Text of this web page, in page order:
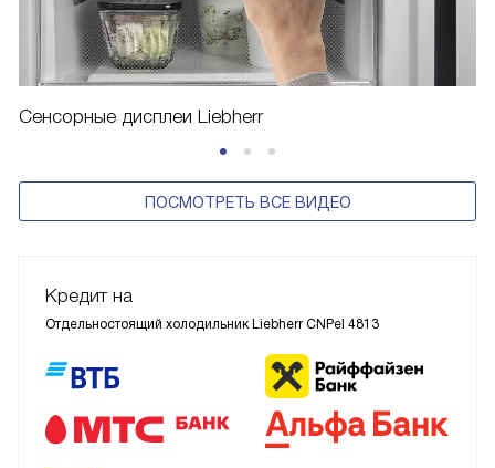
Сенсорные дисплеи Liebherr
ПОСМОТРЕТЬ ВСЕ ВИДЕО
Кредит на
Отдельностоящий холодильник Liebherr CNPel 4813